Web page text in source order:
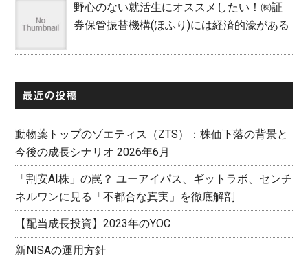
野心のない就活生にオススメしたい！㈱証
券保管振替機構(ほふり)には経済的濠がある
最近の投稿
動物薬トップのゾエティス（ZTS）：株価下落の背景と
今後の成長シナリオ 2026年6月
「割安AI株」の罠？ ユーアイパス、ギットラボ、センチ
ネルワンに見る「不都合な真実」を徹底解剖
【配当成長投資】2023年のYOC
新NISAの運用方針